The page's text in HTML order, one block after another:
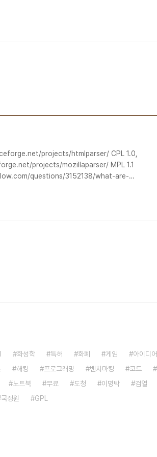
projects/htmlparser/ CPL 1.0,
projects/mozillaparser/ MPL 1.1
questions/3152138/what-are-
jerichohtml/ EPL, LGPL..
화성학 특허 화폐 게임 아이디어
해킹 프로그래밍 벤치마킹 코드
노트북 무료 도청 이명박 검열
국정원 GPL